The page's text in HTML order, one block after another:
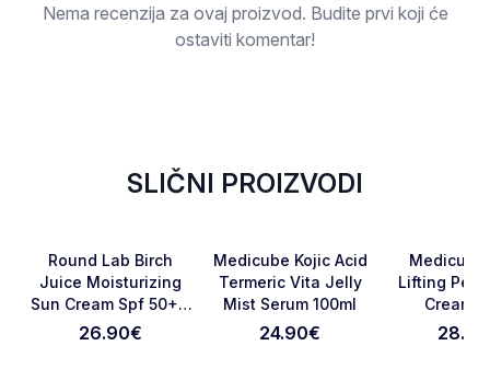
Otkaži pregled
Nema recenzija za ovaj proizvod. Budite prvi koji će
ostaviti komentar!
SLIČNI PROIZVODI
Favorite
Round Lab Birch
Juice Moisturizing
Sun Cream Spf 50+ -
50 Ml
26.90€
Favorite
Medicube Kojic Acid
Termeric Vita Jelly
Mist Serum 100ml
24.90€
Medicube
Lifting
Cream
28.90